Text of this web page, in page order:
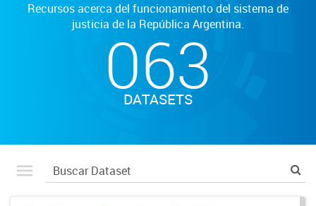
Recursos acerca del funcionamiento del sistema de
justicia de la República Argentina.
063
DATASETS